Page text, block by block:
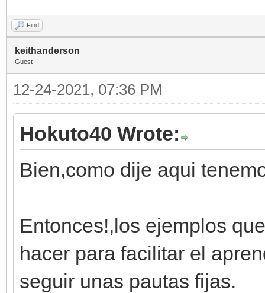
Find
keithanderson
Guest
12-24-2021, 07:36 PM
Hokuto40 Wrote:
Bien,como dije aqui
Entonces!,los ejemplos
hacer para facilitar el
seguir unas pautas fijas.